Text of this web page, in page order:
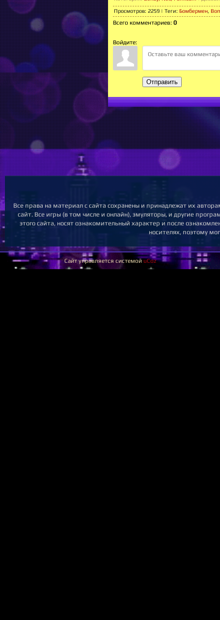
Просмотров: 2259 | Теги: Бомбермен,
Всего комментариев: 0
Войдите:
Отправить
Все права на материал с сайта сохранены и принадлежат их
сайт. Все игры (в том числе и онлайн), эмуляторы, и другие
этого сайта, носят ознакомительный характер и после
носителях, поэтому
Сайт управляется системой uCoz